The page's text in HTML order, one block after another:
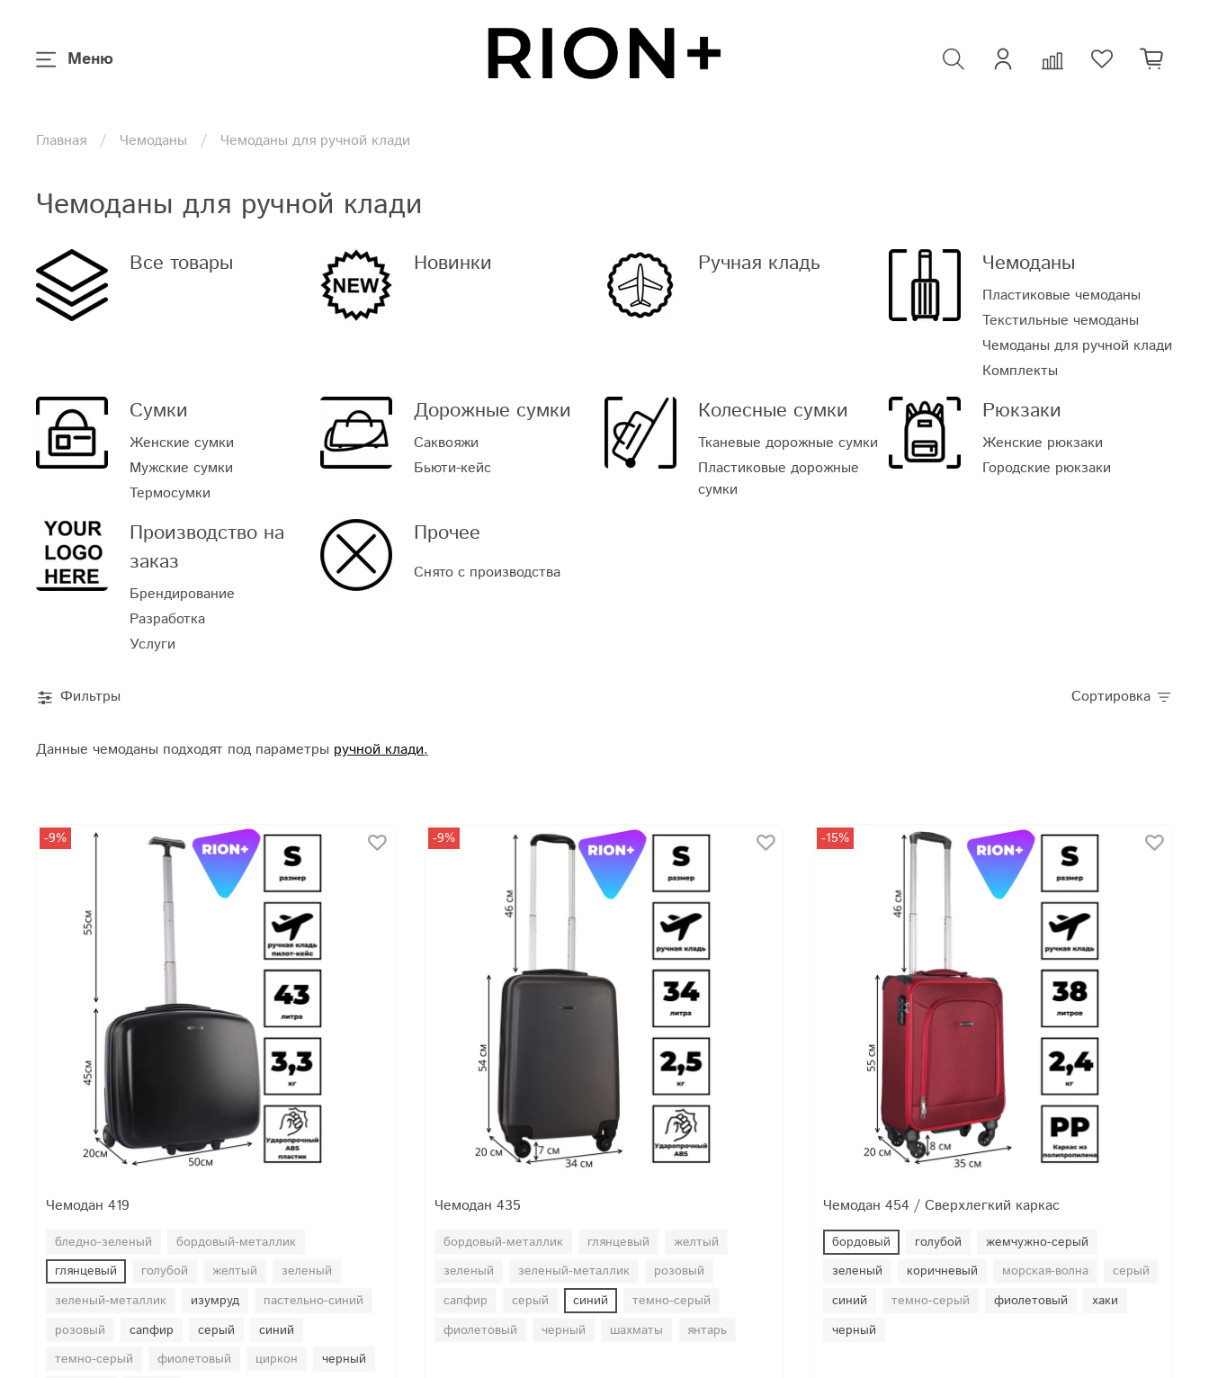
Меню
Главная Чемоданы Чемоданы для ручной клади
Чемоданы для ручной клади
Все товары Новинки Ручная кладь Чемоданы
Пластиковые чемоданы
Текстильные чемоданы
Чемоданы для ручной клади
Комплекты
Сумки
Женские сумки
Мужские сумки
Термосумки
Дорожные сумки
Саквояжи
Бьюти-кейс
Колесные сумки
Тканевые дорожные сумки
Пластиковые дорожные
сумки
Рюкзаки
Женские рюкзаки
Городские рюкзаки
Производство на
заказ
Брендирование
Разработка
Услуги
Прочее
Снято с производства
Фильтры Сортировка
Данные чемоданы подходят под параметры ручной клади.
-9%
Чемодан 419
бледно-зеленый
бордовый-металлик
глянцевый
голубой желтый
зеленый
зеленый-металлик
изумруд
пастельно-синий
розовый
сапфир серый
синий
темно-серый
фиолетовый циркон
черный
-9%
Чемодан 435
бордовый-металлик глянцевый
желтый
зеленый
зеленый-металлик
розoвый
сапфир
серый синий
темно-серый
фиолетовый
черный шахматы янтарь
-15%
Чемодан 454 / Сверхлегкий каркас
бордовый голубой
жемчужно-серый
зеленый
коричневый морская-волна
серый
синий
темно-серый фиолетовый
хаки
черный